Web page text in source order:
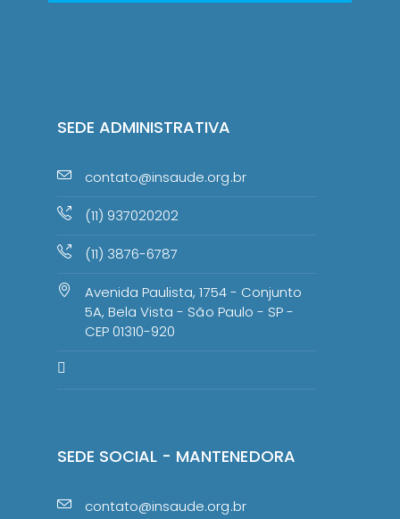
SEDE ADMINISTRATIVA
contato@insaude.org.br
(11) 937020202
(11) 3876-6787
Avenida Paulista, 1754 - Conjunto
5A, Bela Vista - São Paulo - SP -
CEP 01310-920
SEDE SOCIAL - MANTENEDORA
contato@insaude.org.br